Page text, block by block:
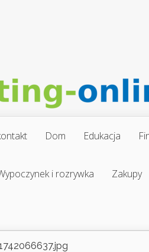
Dom Edukacja
i rozrywka Zakupy